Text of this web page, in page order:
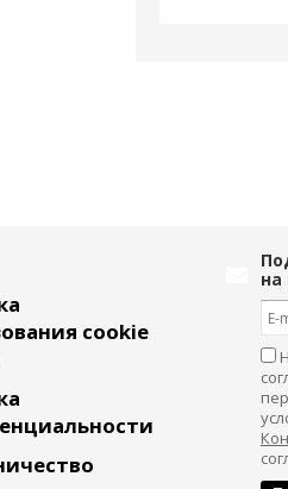
cookie
на